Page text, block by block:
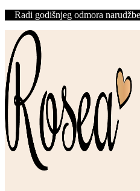
Radi godišnjeg odmora